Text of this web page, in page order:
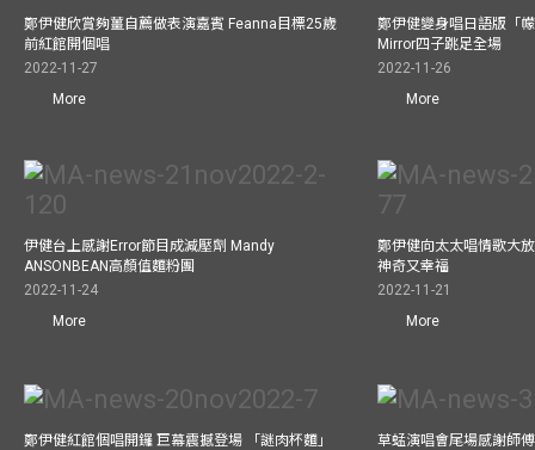
鄭伊健欣賞夠薑自薦做表演嘉賓 Feanna目標25歲
前紅館開個唱
2022-11-27
More
鄭伊健變身唱日語版「
Mirror四子跳足全場
2022-11-26
More
伊健台上感謝Error節目成減壓劑 Mandy
ANSONBEAN高顏值麵粉團
2022-11-24
More
鄭伊健向太太唱情歌大
神奇又幸福
2022-11-21
More
鄭伊健紅館個唱開鑼 巨幕震撼登場 「謎肉杯麵」
草蜢演唱會尾場感謝師